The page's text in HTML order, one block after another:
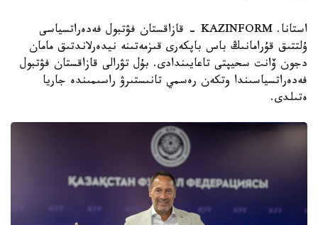
استانا. KAZINFORM - قازاقستان فۋتبول فەدەراتسياسى
ۇلتتىق قۇرامانىڭ باس باپكەرى قىزمەتىنە نيدەرلاندتىق مامان
دجون ۆانت سحيپتى تاعايىندادى. بۇل تۋرالى قازاقستان فۋتبول
فەدەراتسياسىندا وتكەن رەسمي تانىستىرۋ راسىمىندە جاريا
ەتىلدى.